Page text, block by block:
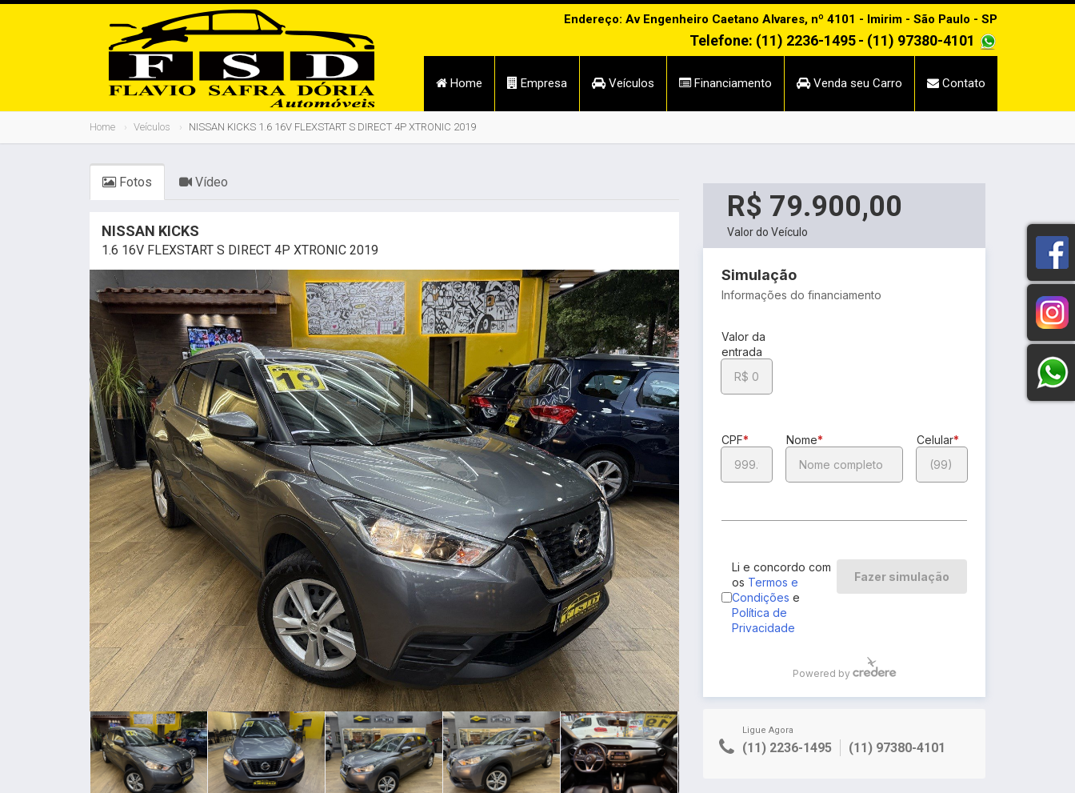
Endereço: Av Engenheiro Caetano Alvares, nº 4101 - Imirim - São Paulo - SP
Telefone: (11) 2236-1495- (11) 97380-4101
Home Empresa Veículos Financiamento Venda seu Carro Contato
Home Veículos NISSAN KICKS 1.6 16V FLEXSTART S DIRECT 4P XTRONIC 2019
Fotos Vídeo
NISSAN KICKS
1.6 16V FLEXSTART S DIRECT 4P XTRONIC 2019
R$ 79.900,00
Valor do Veículo
Ligue Agora
(11) 2236-1495 (11) 97380-4101